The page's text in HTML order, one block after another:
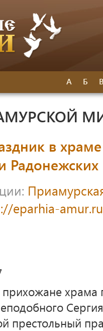
А Б
в
Радонежских
eparhia-
прихожане
престольный